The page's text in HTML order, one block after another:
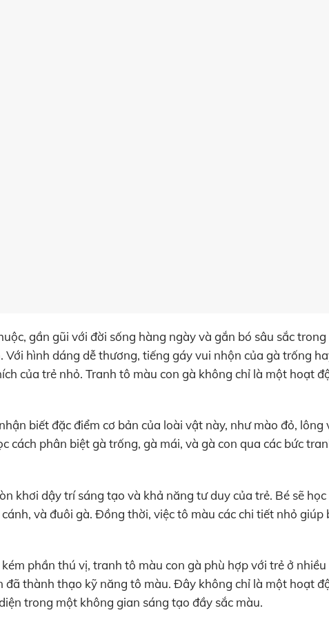
gần gũi với đời sống hàng ngày và gắn bó sâu sắc
Với hình dáng dễ thương, tiếng gáy vui nhộn của gà trống
của trẻ nhỏ. Tranh tô màu con gà không chỉ là một hoạt
biết đặc điểm cơ bản của loài vật này, như mào đỏ,
cách phân biệt gà trống, gà mái, và gà con qua các bức
khơi dậy trí sáng tạo và khả năng tư duy của trẻ. Bé sẽ
và đuôi gà. Đồng thời, việc tô màu các chi tiết nhỏ giúp
phần thú vị, tranh tô màu con gà phù hợp với trẻ ở
đã thành thạo kỹ năng tô màu. Đây không chỉ là một hoạt
trong một không gian sáng tạo đầy sắc màu.